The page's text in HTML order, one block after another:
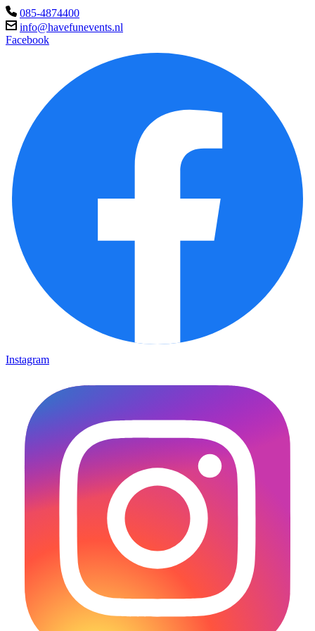
085-4874400
info@havefunevents.nl
Facebook
Instagram